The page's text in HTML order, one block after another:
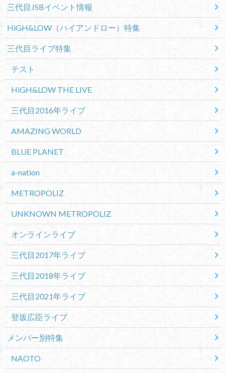
三代目JSBイベント情報
HiGH&LOW（ハイアンドロー）特集
三代目ライブ特集
テスト
HiGH&LOW THE LIVE
三代目2016年ライブ
AMAZING WORLD
BLUE PLANET
a-nation
METROPOLIZ
UNKNOWN METROPOLIZ
オンラインライブ
三代目2017年ライブ
三代目2018年ライブ
三代目2021年ライブ
登坂広臣ライブ
メンバー別特集
NAOTO